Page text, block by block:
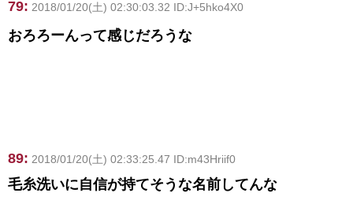
79: 2018/01/20(土) 02:30:03.32 ID:J+5hko4X0
おろろーんって感じだろうな
89: 2018/01/20(土) 02:33:25.47 ID:m43Hriif0
毛糸洗いに自信が持てそうな名前してんな